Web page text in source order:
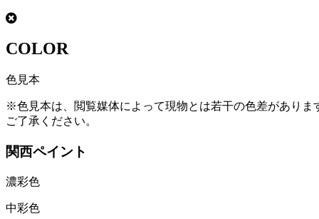
COLOR
色見本
※色見本は、閲覧媒体によって現物とは若干の色差がありま
ご了承ください。
関西ペイント
濃彩色
中彩色